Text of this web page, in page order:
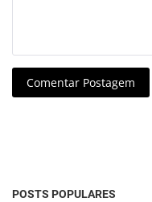
Comentar Postagem
POSTS POPULARES